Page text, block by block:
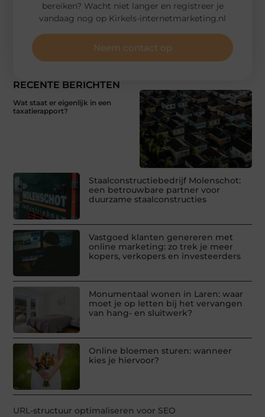
RECENTE BERICHTEN
Wat staat er eigenlijk in een
taxatierapport?
Staalconstructiebedrijf Molenschot:
een betrouwbare partner voor
duurzame staalconstructies
Vastgoed klanten genereren met
online marketing: zo trek je meer
kopers, verkopers en investeerders
Monumentaal wonen in Laren: waar
moet je op letten bij het vervangen
van hang- en sluitwerk?
Online bloemen sturen: wanneer
kies je hiervoor?
URL-structuur optimaliseren voor SEO
bereiken? Wacht niet langer en registreer je
vandaag nog op Kirkels-internetmarketing.nl
Neem contact op